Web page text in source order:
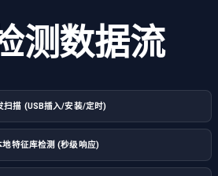
测数据流
扫描 (USB插入/安装/定时)
地特征库检测 (秒级响应)